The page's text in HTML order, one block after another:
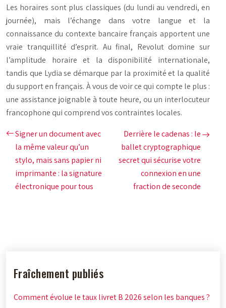
Les horaires sont plus classiques (du lundi au vendredi, en
journée), mais l’échange dans votre langue et la
connaissance du contexte bancaire français apportent une
vraie tranquillité d’esprit. Au final, Revolut domine sur
l’amplitude horaire et la disponibilité internationale,
tandis que Lydia se démarque par la proximité et la qualité
du support en français. À vous de voir ce qui compte le plus :
une assistance joignable à toute heure, ou un interlocuteur
francophone qui comprend vos contraintes locales.
Signer un document avec
la même valeur qu’un
stylo, mais sans papier ni
imprimante : la signature
électronique pour tous
Derrière le cadenas : le
ballet cryptographique
secret qui sécurise votre
connexion en une
fraction de seconde
Fraîchement publiés
Comment évolue le taux livret B 2026 selon les banques ?